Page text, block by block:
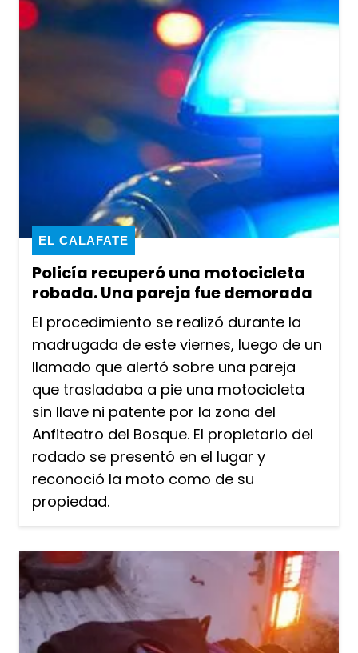
Policía recuperó una motocicleta
robada. Una pareja fue demorada
EL CALAFATE
El procedimiento se realizó durante la
madrugada de este viernes, luego de un
llamado que alertó sobre una pareja
que trasladaba a pie una motocicleta
sin llave ni patente por la zona del
Anfiteatro del Bosque. El propietario del
rodado se presentó en el lugar y
reconoció la moto como de su
propiedad.